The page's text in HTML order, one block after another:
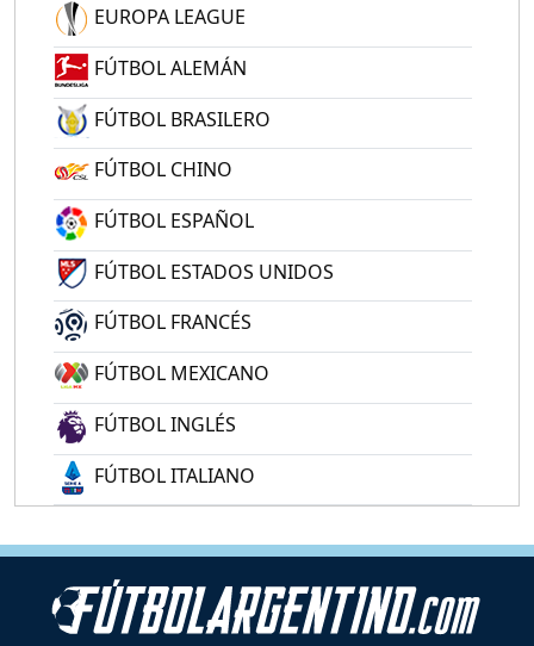
EUROPA LEAGUE
FÚTBOL ALEMÁN
FÚTBOL BRASILERO
FÚTBOL CHINO
FÚTBOL ESPAÑOL
FÚTBOL ESTADOS UNIDOS
FÚTBOL FRANCÉS
FÚTBOL MEXICANO
FÚTBOL INGLÉS
FÚTBOL ITALIANO